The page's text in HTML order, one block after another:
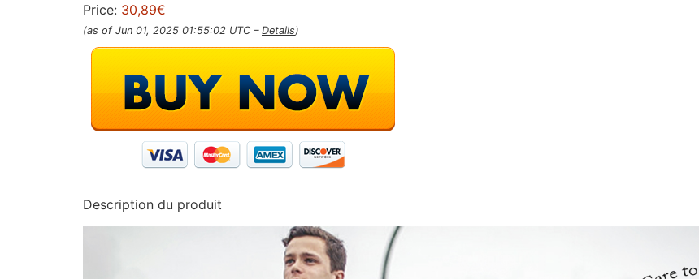
Price: 30,89€
(as of Jun 01, 2025 01:55:02 UTC – Details)
Description du produit